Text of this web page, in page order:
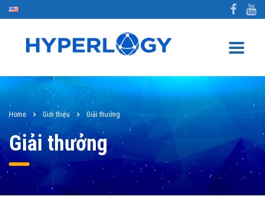
Home Giới thiệu Giải thưởng
Giải thưởng